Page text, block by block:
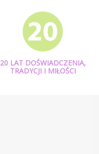
20 LAT DOŚWIADCZENIA,
TRADYCJI I MIŁOŚCI